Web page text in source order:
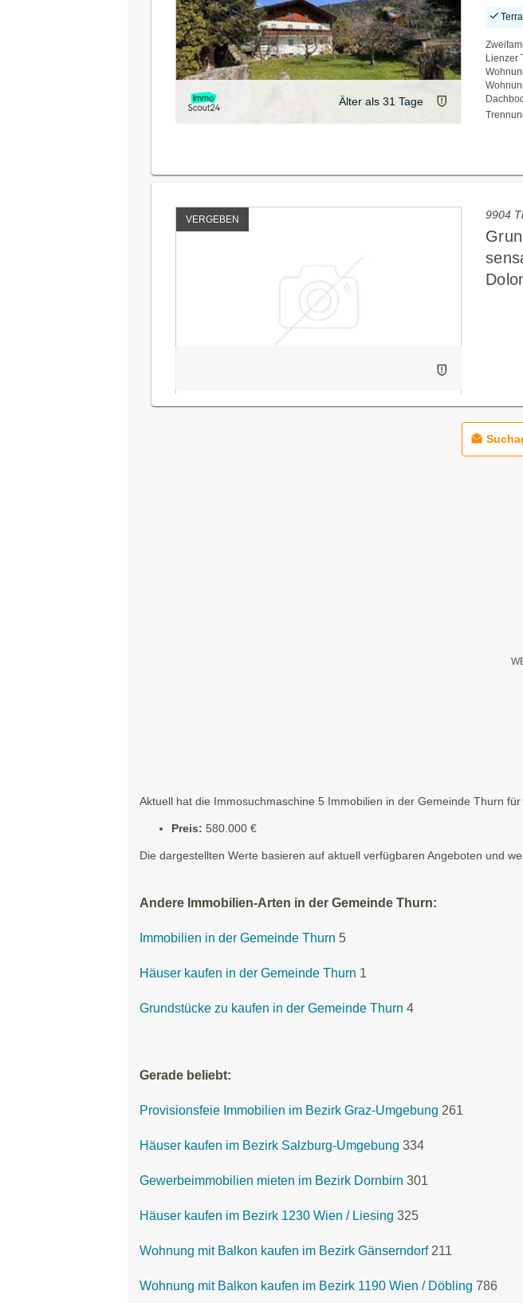
Älter als 31 Tage
Lienzer
VERGEBEN 9904
Aktuell hat die Immosuchmaschine 5 Immobilien in der Gemeinde Thurn
Preis: 580.000 €
Die dargestellten Werte basieren auf aktuell verfügbaren Angeboten und
Andere Immobilien-Arten in der Gemeinde Thurn:
Immobilien in der Gemeinde Thurn 5
Häuser kaufen in der Gemeinde Thurn 1
Grundstücke zu kaufen in der Gemeinde Thurn 4
Gerade beliebt:
Provisionsfeie Immobilien im Bezirk Graz-Umgebung 261
Häuser kaufen im Bezirk Salzburg-Umgebung 334
Gewerbeimmobilien mieten im Bezirk Dornbirn 301
Häuser kaufen im Bezirk 1230 Wien / Liesing 325
Wohnung mit Balkon kaufen im Bezirk Gänserndorf 211
Wohnung mit Balkon kaufen im Bezirk 1190 Wien / Döbling 786